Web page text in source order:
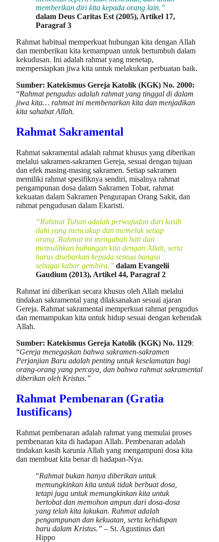
memberikan diri kita kepada orang lain.”
dalam Deus Caritas Est (2005), Artikel 17,
Paragraf 3
Rahmat habitual memperkuat hubungan kita dengan Allah
dan memberikan kita kemampuan untuk bertumbuh dalam
kekudusan. Ini adalah rahmat yang menetap,
mempersiapkan jiwa kita untuk melakukan perbuatan baik.
Sumber: Katekismus Gereja Katolik (KGK) No. 2000:
“Rahmat pengudus adalah rahmat yang tinggal di dalam
jiwa kita… rahmat ini membenarkan kita dan menjadikan
kita sahabat Allah.
Rahmat Sakramental
Rahmat sakramental adalah rahmat khusus yang diberikan
melalui sakramen-sakramen Gereja, sesuai dengan tujuan
dan efek masing-masing sakramen. Setiap sakramen
memiliki rahmat spesifiknya sendiri, misalnya rahmat
pengampunan dosa dalam Sakramen Tobat, rahmat
kekuatan dalam Sakramen Pengurapan Orang Sakit, dan
rahmat pengudusan dalam Ekaristi.
“Rahmat Tuhan adalah perwujudan dari kasih
ilahi yang mencakup dan memeluk setiap
orang. Rahmat ini mengubah hati dan
memulihkan hubungan kita dengan Allah, serta
harus disebarkan kepada semua bangsa
sebagai kabar gembira.” dalam Evangelii
Gaudium (2013), Artikel 44, Paragraf 2
Rahmat ini diberikan secara khusus oleh Allah melalui
tindakan sakramental yang dilaksanakan sesuai ajaran
Gereja. Rahmat sakramental memperkuat rahmat pengudus
dan memampukan kita untuk hidup sesuai dengan kehendak
Allah.
Sumber: Katekismus Gereja Katolik (KGK) No. 1129:
“Gereja menegaskan bahwa sakramen-sakramen
Perjanjian Baru adalah penting untuk keselamatan bagi
orang-orang yang percaya, dan bahwa rahmat sakramental
diberikan oleh Kristus.”
Rahmat Pembenaran (Gratia
Iustificans)
Rahmat pembenaran adalah rahmat yang memulai proses
pembenaran kita di hadapan Allah. Pembenaran adalah
tindakan kasih karunia Allah yang mengampuni dosa kita
dan membuat kita benar di hadapan-Nya.
“Rahmat bukan hanya diberikan untuk
memungkinkan kita untuk tidak berbuat dosa,
tetapi juga untuk memungkinkan kita untuk
bertobat dan memohon ampun dari dosa-dosa
yang telah kita lakukan. Rahmat adalah
pengampunan dan kekuatan, serta kehidupan
baru dalam Kristus.” – St. Agustinus dari
Hippo